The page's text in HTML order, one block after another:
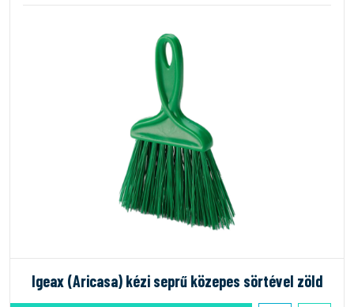
Igeax (Aricasa) kézi seprű közepes sörtével zöld